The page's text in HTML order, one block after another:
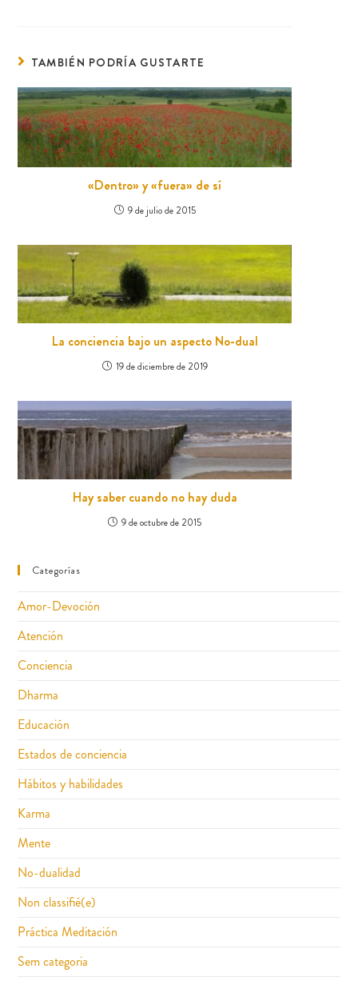
TAMBIÉN PODRÍA GUSTARTE
«Dentro» y «fuera» de sí
9 de julio de 2015
La conciencia bajo un aspecto No-dual
19 de diciembre de 2019
Hay saber cuando no hay duda
9 de octubre de 2015
Categorías
Amor-Devoción
Atención
Conciencia
Dharma
Educación
Estados de conciencia
Hábitos y habilidades
Karma
Mente
No-dualidad
Non classifié(e)
Práctica Meditación
Sem categoria